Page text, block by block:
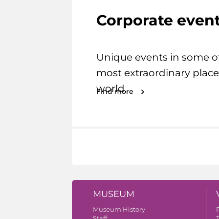
Corporate
Unique events in some
most extraordinary
world.
Find more
MUSEUM
Museum History